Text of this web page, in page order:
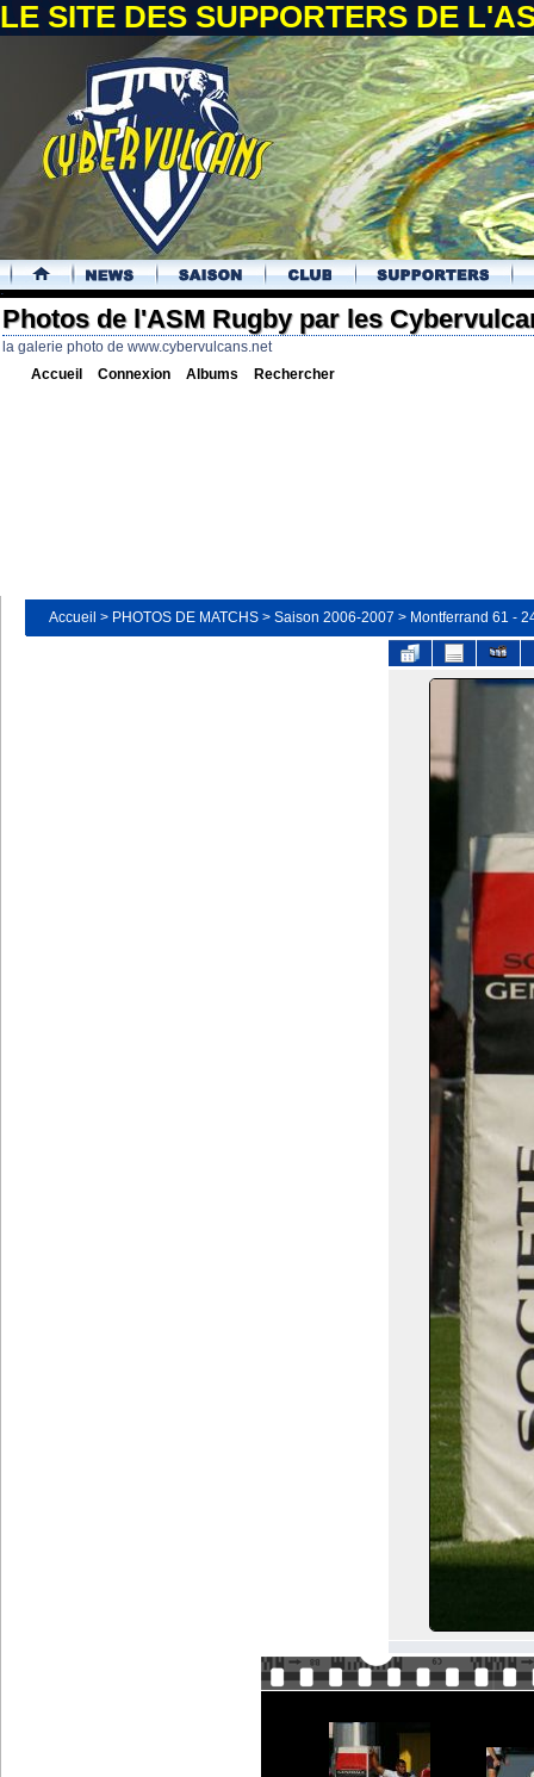
LE SITE DES SUPPORTERS DE
.
Photos de l'ASM Rugby par les
la galerie photo de www.cybervulcans.net
Accueil Connexion Albums Rechercher
Accueil > PHOTOS DE MATCHS > Saison 2006-2007 > Montferrand 61 -